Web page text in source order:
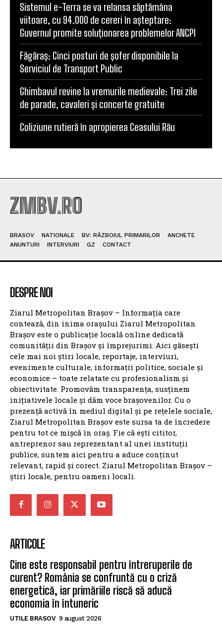
Sistemul e-Terra se va relansa săptămâna
viitoare, cu 94.000 de cereri în așteptare:
Guvernul promite soluționarea problemelor ANCPI
Făgăraș: Cinci posturi de șofer disponibile la
Serviciul de Transport Public
Ghimbavul revine la vremurile medievale: Trei zile
de parade, cavaleri și concerte gratuite
Coliziune rutieră în apropierea Ceasului Rău
ZMBV.RO
BRASOV NATIONALE BV: RĂZBOIUL PRIMARILOR
ANCHETE
ANUNTURI
INTERVIURI GZ CONTACT
DESPRE NOI
Ziarul Metropolitan Brașov – Informația care
contează, din inima orașului Ziarul Metropolitan
Brașov este o publicație locală online dedicată
comunității din Brașov și împrejurimi. Aici găsești
cele mai noi știri locale, reportaje, interviuri,
evenimente culturale, informații politice, sociale și
economice – toate relatate cu profesionalism și
obiectivitate. Promovăm transparența, susținem
inițiativele locale și dăm voce brașovenilor. Cu o
prezență activă în mediul digital și pe rețelele sociale,
Ziarul Metropolitan Brașov este sursa ta de încredere
pentru tot ce mișcă în oraș. Fie că ești cititor,
antreprenor sau reprezentant al unei instituții
publice, suntem aici pentru a aduce conținut
relevant, rapid și corect. Ziarul Metropolitan Brașov –
știri locale, pentru oameni locali.
ARTICOLE
Cine este responsabil pentru întreruperile de
curent? România se confruntă cu o criză
energetică, iar primăriile riscă să aducă
economia în întuneric
UTILE BRASOV 9 august 2026